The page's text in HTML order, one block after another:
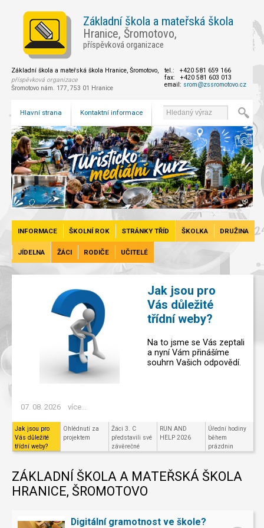
Základní škola a mateřská škola
Hranice, Šromotovo,
příspěvková organizace
Základní škola a mateřská škola Hranice, Šromotovo,
příspěvková organizace
Šromotovo nám. 177, 753 01 Hranice
tel.: +420 581 659 166
fax: +420 581 603 013
email: srom@zssromotovo.cz
Hlavní strana Kontaktní informace
INFORMACE ŠKOLNÍ ROK STRÁNKY TŘÍD ŠKOLKA DRUŽINA
JÍDELNA ŽÁCI RODIČE UČITELÉ
Jak jsou pro
Vás důležité
třídní weby?
Ohlédnutí za
projektem
Žáci 3. C
představili své
závěrečné
projekty v
RUN AND
HELP 2026
Úřední hodiny
během
prázdnin
Jak jsou pro
Vás důležité
třídní weby?
Na to jsme se Vás zeptali
a nyní Vám přinášíme
souhrn Vašich odpovědí.
07. 08. 2026 více...
ZÁKLADNÍ ŠKOLA A MATEŘSKÁ ŠKOLA
HRANICE, ŠROMOTOVO
Digitální gramotnost ve škole?